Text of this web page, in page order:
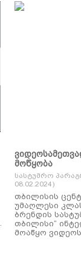
მოწყობა
სასტუმრო
08.02.2024)
თბილისის
უმაღლესი
ბრენდის
თბილისი“
მოაწყო